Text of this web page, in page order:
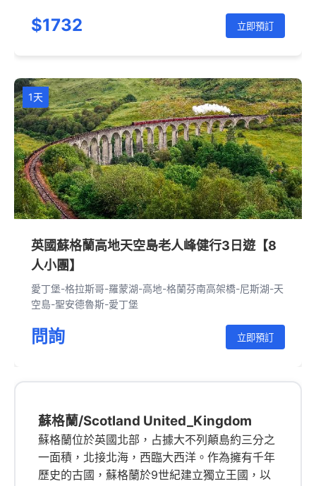
崖-牛津-科茨沃爾德-倫敦
$1732 立即預訂
1天
英國蘇格蘭高地天空島老人峰健行3日遊【8
人小團】
愛丁堡-格拉斯哥-羅蒙湖-高地-格蘭芬南高架橋-尼斯湖-天
空島-聖安德魯斯-愛丁堡
問詢 立即預訂
蘇格蘭/Scotland United_Kingdom
蘇格蘭位於英國北部，占據大不列顛島約三分之
一面積，北接北海，西臨大西洋。作為擁有千年
歷史的古國，蘇格蘭於9世紀建立獨立王國，以